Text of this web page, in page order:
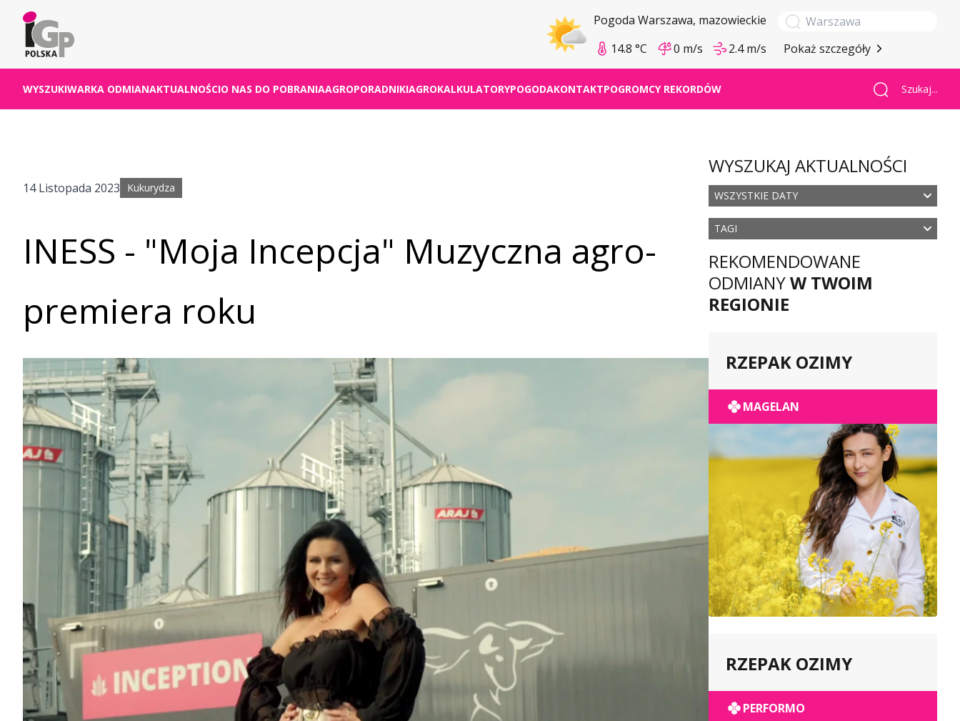
Pogoda Warszawa, mazowieckie
14.8 °C
0 m/s 2.4 m/s Pokaż szczegóły
WYSZUKIWARKA ODMIANAKTUALNOŚCIO NAS DO POBRANIAAGROPORADNIKIAGROKALKULATORYPOGODAKONTAKTPOGROMCY REKORDÓW Szukaj...
14 Listopada 2023 Kukurydza
INESS - "Moja Incepcja" Muzyczna agro-
premiera roku
WYSZUKAJ AKTUALNOŚCI
WSZYSTKIE DATY
TAGI
REKOMENDOWANE
ODMIANYW TWOIM
REGIONIE
RZEPAK OZIMY
MAGELAN
RZEPAK OZIMY
PERFORMO